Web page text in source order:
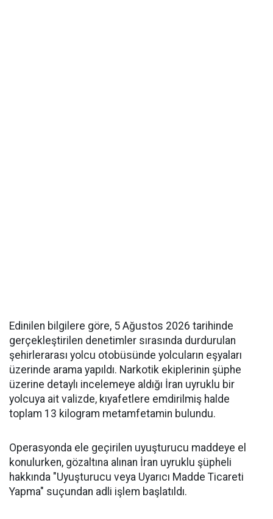
Edinilen bilgilere göre, 5 Ağustos 2026 tarihinde
gerçekleştirilen denetimler sırasında durdurulan
şehirlerarası yolcu otobüsünde yolcuların eşyaları
üzerinde arama yapıldı. Narkotik ekiplerinin şüphe
üzerine detaylı incelemeye aldığı İran uyruklu bir
yolcuya ait valizde, kıyafetlere emdirilmiş halde
toplam 13 kilogram metamfetamin bulundu.
Operasyonda ele geçirilen uyuşturucu maddeye el
konulurken, gözaltına alınan İran uyruklu şüpheli
hakkında "Uyuşturucu veya Uyarıcı Madde Ticareti
Yapma" suçundan adli işlem başlatıldı.